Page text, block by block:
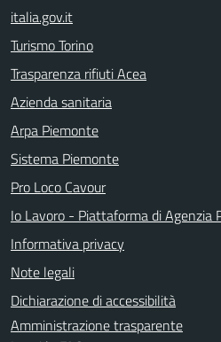
italia.gov.it
Turismo Torino
Trasparenza rifiuti Acea
Azienda sanitaria
Arpa Piemonte
Sistema Piemonte
Pro Loco Cavour
Io Lavoro - Piattaforma di Agenzia
Informativa privacy
Note legali
Dichiarazione di accessibilità
Amministrazione trasparente